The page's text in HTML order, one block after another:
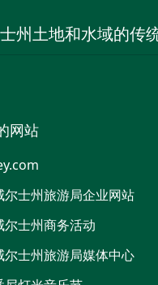
州土地和水域的传
网站
尔士州旅游局企业网站
尔士州商务活动
尔士州旅游局媒体中心